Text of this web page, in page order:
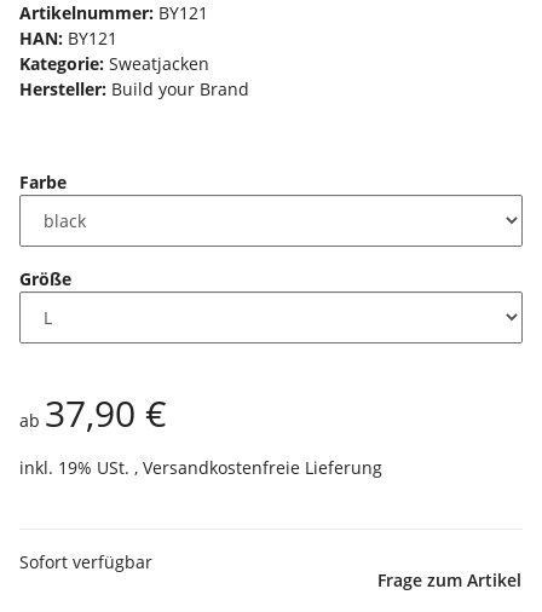
Artikelnummer: BY121
HAN: BY121
Kategorie: Sweatjacken
Hersteller: Build your Brand
Farbe
Größe
ab 37,90 €
inkl. 19% USt. , Versandkostenfreie Lieferung
Sofort verfügbar
Frage zum Artikel